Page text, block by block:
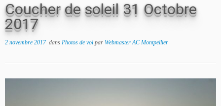
Coucher de soleil 31 Octobre
2017
2 novembre 2017dans Photos de vol par Webmaster AC Montpellier